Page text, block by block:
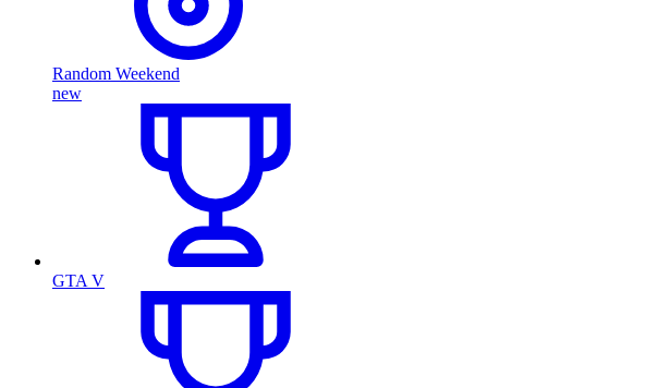
Random Weekend
new
GTA V